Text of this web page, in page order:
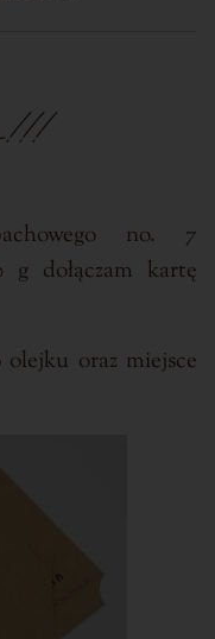
no. 7
dołączam kartę
oraz miejsce